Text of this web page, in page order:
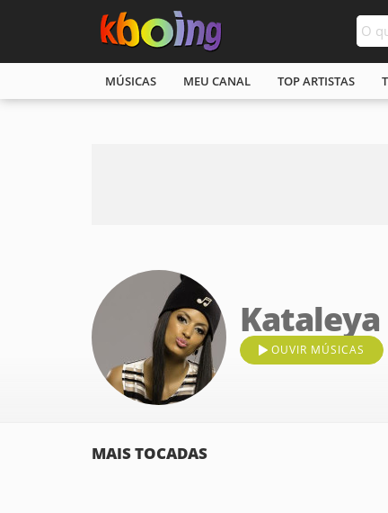
MÚSICAS MEU CANAL TOP ARTISTAS
Kataleya
OUVIR MÚSICAS
MAIS TOCADAS